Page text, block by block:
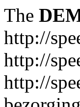
The
http://
http://
http://